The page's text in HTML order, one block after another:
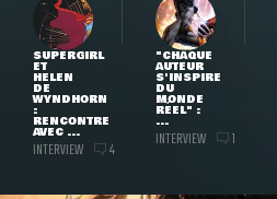
SUPERGIRL
ET
HELEN
DE
WYNDHORN
:
RENCONTRE
AVEC ...
INTERVIEW 4
"CHAQUE
AUTEUR
S'INSPIRE
DU
MONDE
RÉEL" :
...
INTERVIEW 1